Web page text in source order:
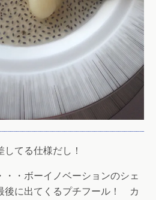
てる仕様だし！
・・ボーイノベーションのシェ
後に出てくるプチフール！ カ